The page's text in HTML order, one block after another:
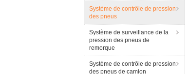
Système de contrôle de pression
des pneus
Système de surveillance de la
pression des pneus de
remorque
Système de contrôle de pression
des pneus de camion